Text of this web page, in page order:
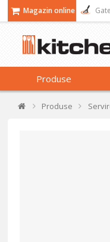
Magazin online
Produse
Produse